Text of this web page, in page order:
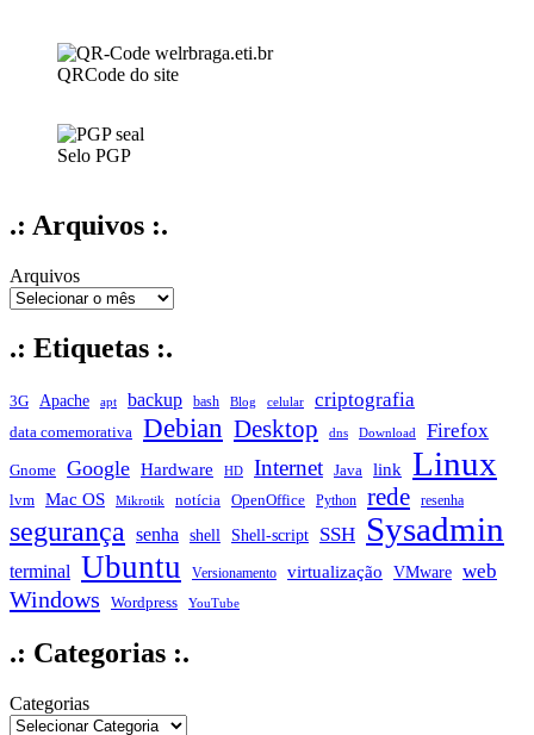
QRCode do site
Selo PGP
.: Arquivos :.
Arquivos
.: Etiquetas :.
3G Apache apt backup bash Blog celular criptografia
data comemorativa Debian Desktop dns Download Firefox
Gnome Google Hardware HD Internet Java link Linux
lvm Mac OS Mikrotik notícia OpenOffice Python rede resenha
segurança senha shell Shell-script SSH Sysadmin
terminal Ubuntu Versionamento virtualização VMware web
Windows Wordpress YouTube
.: Categorias :.
Categorias